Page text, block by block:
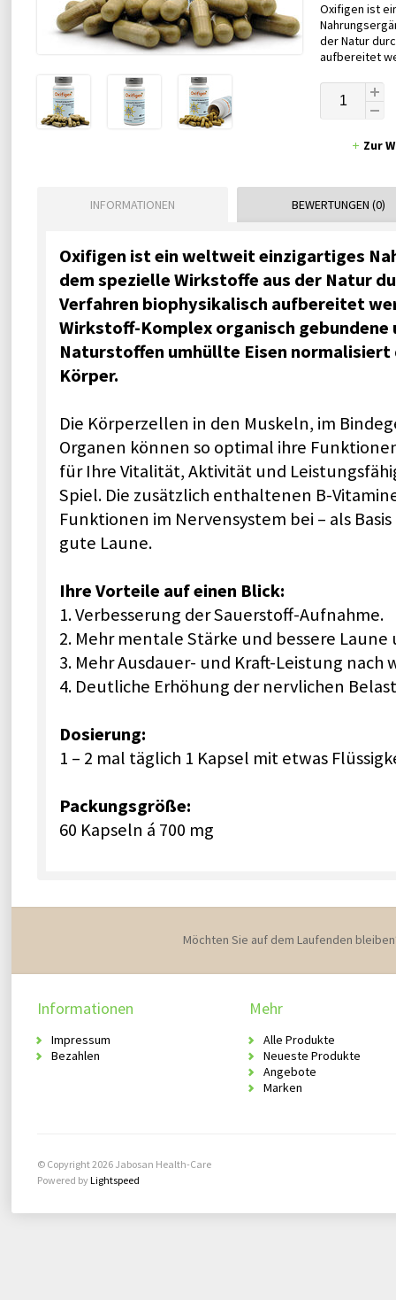
Oxifigen ist
der Natur
aufbereitet
Zur
INFORMATIONEN BEWERTUNGEN (0)
Oxifigen ist ein weltweit einzigartiges
dem spezielle Wirkstoffe aus der Natur
Verfahren biophysikalisch aufbereitet
Wirkstoff-Komplex organisch gebundene
Naturstoffen umhüllte Eisen
Körper.
Die Körperzellen in den Muskeln, im
Organen können so optimal ihre
für Ihre Vitalität, Aktivität und
Spiel. Die zusätzlich enthaltenen B-
Funktionen im Nervensystem bei – als
gute Laune.
Ihre Vorteile auf einen Blick:
1. Verbesserung der Sauerstoff-Aufnahme.
2. Mehr mentale Stärke und bessere Laune
3. Mehr Ausdauer- und Kraft-Leistung nach
4. Deutliche Erhöhung der nervlichen
Dosierung:
1 – 2 mal täglich 1 Kapsel mit etwas
Packungsgröße:
60 Kapseln á 700 mg
Möchten Sie auf dem Laufenden
Informationen
Impressum
Bezahlen
Mehr
Alle Produkte
Neueste Produkte
Angebote
Marken
© Copyright 2026 Jabosan Health-Care
Powered byLightspeed